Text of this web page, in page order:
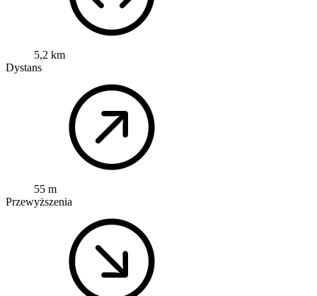
5,2 km
Dystans
55 m
Przewyższenia